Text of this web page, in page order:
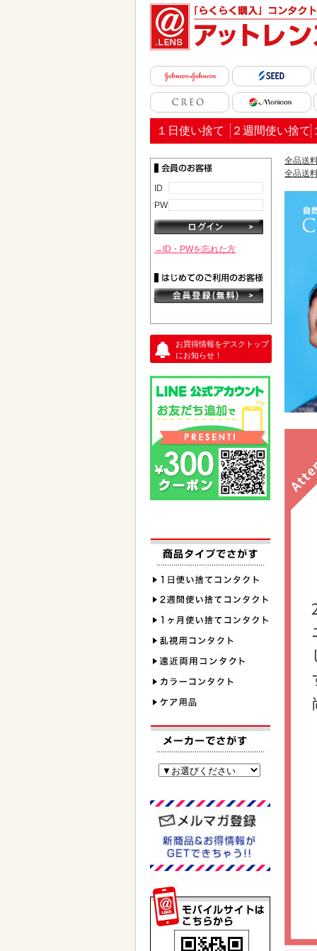
１日使い捨て ２週間使い捨て
ID
PW
→ID・PWを忘れた方
お買得情報をデスクトップ
にお知らせ！
全品送
全品送